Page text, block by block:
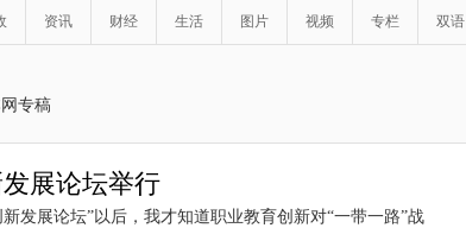
资讯 财经 生活 图片 视频 专栏 双语
专稿
展论坛举行
发展论坛”以后，我才知道职业教育创新对“一带一路”战